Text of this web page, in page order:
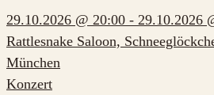
29.10.2026 @ 20:00 - 29.10.2026
Rattlesnake Saloon,
München
Konzert